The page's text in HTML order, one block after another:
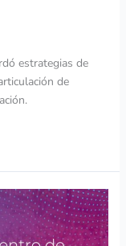
estrategias de
de